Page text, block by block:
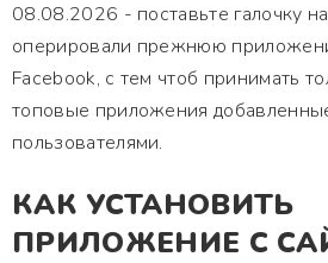
08.08.2026 - поставьте галочку
оперировали прежнюю
Facebook, с тем чтоб принимать
топовые приложения
пользователями.
КАК УСТАНОВИТЬ
ПРИЛОЖЕНИЕ С